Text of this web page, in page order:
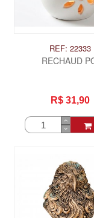
REF: 22333
RECHAUD
R$ 31,90